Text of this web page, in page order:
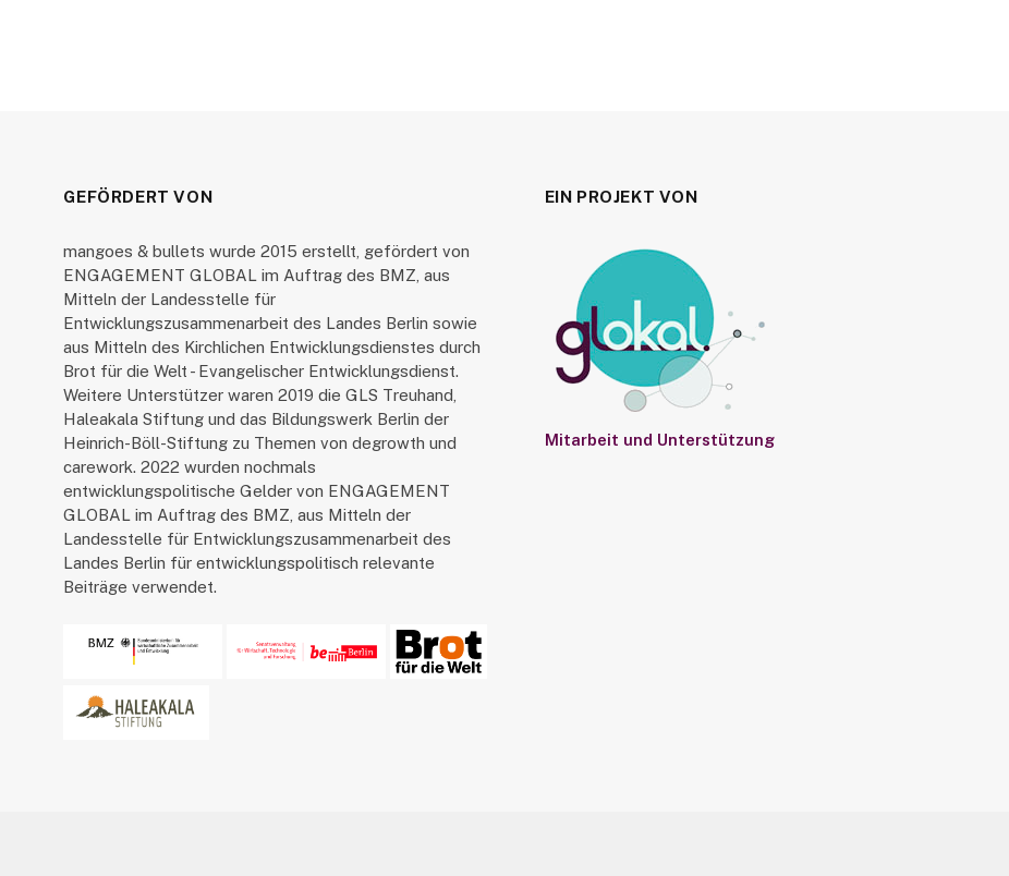
GEFÖRDERT VON
mangoes & bullets wurde 2015 erstellt, gefördert von
ENGAGEMENT GLOBAL im Auftrag des BMZ, aus
Mitteln der Landesstelle für
Entwicklungszusammenarbeit des Landes Berlin sowie
aus Mitteln des Kirchlichen Entwicklungsdienstes durch
Brot für die Welt - Evangelischer Entwicklungsdienst.
Weitere Unterstützer waren 2019 die GLS Treuhand,
Haleakala Stiftung und das Bildungswerk Berlin der
Heinrich-Böll-Stiftung zu Themen von degrowth und
carework. 2022 wurden nochmals
entwicklungspolitische Gelder von ENGAGEMENT
GLOBAL im Auftrag des BMZ, aus Mitteln der
Landesstelle für Entwicklungszusammenarbeit des
Landes Berlin für entwicklungspolitisch relevante
Beiträge verwendet.
EIN PROJEKT VON
Mitarbeit und Unterstützung